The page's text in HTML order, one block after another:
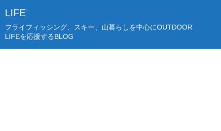
LIFE
フライフィッシング、スキー、山暮らしを中心にOUTDOOR
LIFEを応援するBLOG